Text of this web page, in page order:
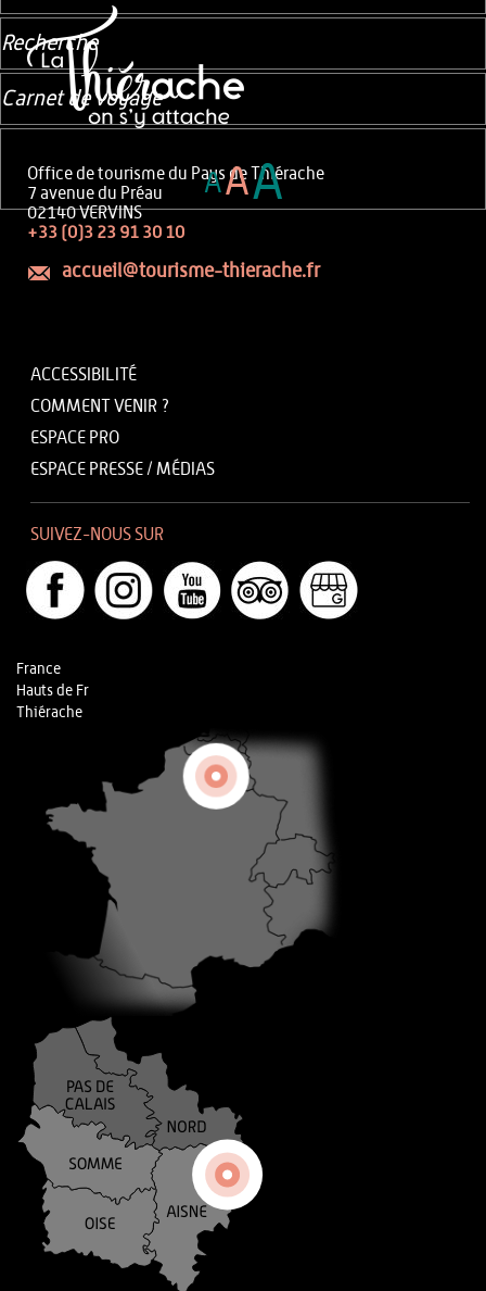
Office de tourisme du Pays de Thiérache
7 avenue du Préau
02140 VERVINS
+33 (0)3 23 91 30 10
accueil@tourisme-thierache.fr
ACCESSIBILITÉ
COMMENT VENIR ?
ESPACE PRO
ESPACE PRESSE / MÉDIAS
SUIVEZ-NOUS SUR
France
Hauts de Fr
Thiérache
Recherche
Carnet de voyage
AAA